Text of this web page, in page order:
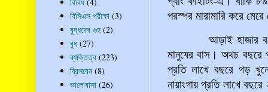
পরস্পর মারামারি করে
আড়াই হাজার
মানুষের বাস। অথচ বছরে
প্রতি লাখে বছরে গড়
নায়াংগায় প্রতি লাখে
বিসিএস পরীক্ষা (3)
বুদ্ধদেব গুহ (2)
বুধ (27)
ব্যক্তিত্ব (223)
ব্রিসবেন (8)
ভালোবাসা (26)